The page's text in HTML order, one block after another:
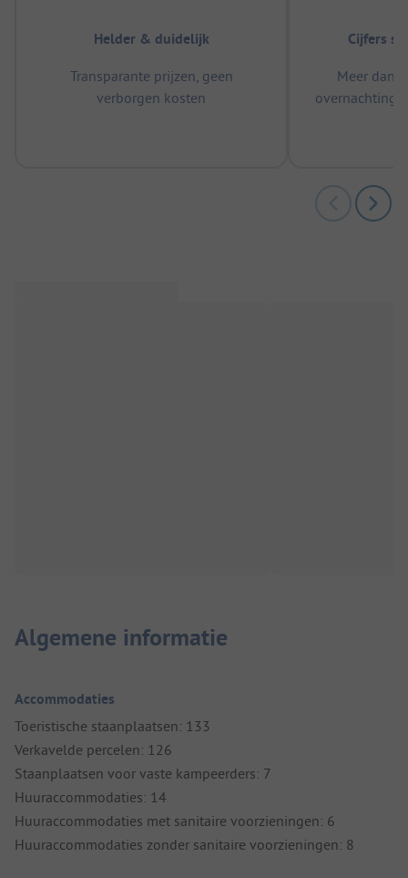
Helder & duidelijk
Transparante prijzen, geen
verborgen kosten
Cijfers
Meer dan
Algemene informatie
Accommodaties
Toeristische staanplaatsen: 133
Verkavelde percelen: 126
Staanplaatsen voor vaste kampeerders: 7
Huuraccommodaties: 14
Huuraccommodaties met sanitaire voorzieningen: 6
Huuraccommodaties zonder sanitaire voorzieningen: 8